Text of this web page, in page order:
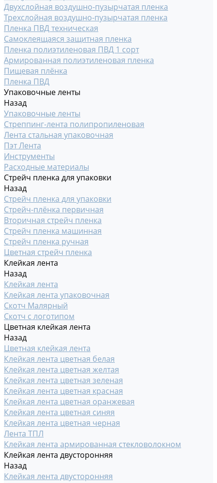
Двухслойная воздушно-пузырчатая пленка
Трехслойная воздушно-пузырчатая пленка
Пленка ПВД техническая
Самоклеящаяся защитная пленка
Пленка полиэтиленовая ПВД 1 сорт
Армированная полиэтиленовая пленка
Пищевая плёнка
Пленка ПВД
Упаковочные ленты
Назад
Упаковочные ленты
Стреппинг-лента полипропиленовая
Лента стальная упаковочная
Пэт Лента
Инструменты
Расходные материалы
Стрейч пленка для упаковки
Назад
Стрейч пленка для упаковки
Стрейч-плёнка первичная
Вторичная стрейч пленка
Стрейч пленка машинная
Стрейч пленка ручная
Цветная стрейч пленка
Клейкая лента
Назад
Клейкая лента
Клейкая лента упаковочная
Скотч Малярный
Скотч с логотипом
Цветная клейкая лента
Назад
Цветная клейкая лента
Клейкая лента цветная белая
Клейкая лента цветная желтая
Клейкая лента цветная зеленая
Клейкая лента цветная красная
Клейкая лента цветная оранжевая
Клейкая лента цветная синяя
Клейкая лента цветная черная
Лента ТПЛ
Клейкая лента армированная стекловолокном
Клейкая лента двусторонняя
Назад
Клейкая лента двусторонняя